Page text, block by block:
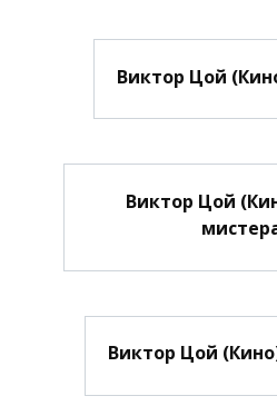
Виктор Цой
Виктор Цой
Виктор Цой